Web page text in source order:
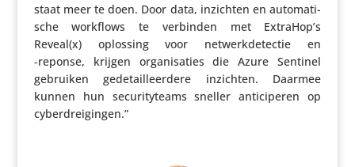
staat meer te doen. Door data, inzichten en auto­ma­ti­
sche workflows te verbinden met ExtraHop’s
Reveal(x) oplossing voor netwerk­de­tectie en
‑reponse, krijgen orga­ni­sa­ties die Azure Sentinel
gebruiken gede­tail­leer­dere inzichten. Daarmee
kunnen hun secu­ri­ty­teams sneller anti­ci­peren op
cyberdreigingen.”